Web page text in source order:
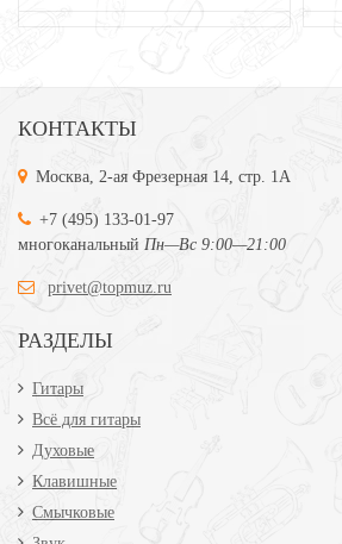
КОНТАКТЫ
Москва, 2-ая Фрезерная 14, стр. 1А
+7 (495) 133-01-97
многоканальный Пн—Вс 9:00—21:00
privet@topmuz.ru
РАЗДЕЛЫ
Гитары
Всё для гитары
Духовые
Клавишные
Смычковые